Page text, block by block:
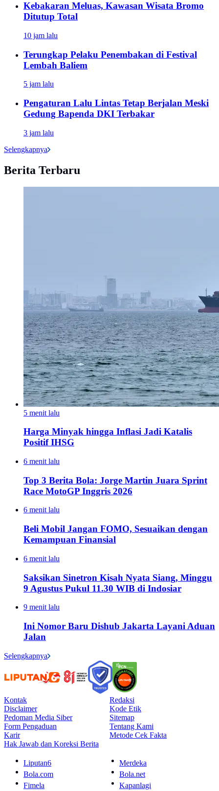
Kebakaran Meluas, Kawasan Wisata Bromo
Ditutup Total
10 jam lalu
Terungkap Pelaku Penembakan di Festival
Lembah Baliem
5 jam lalu
Pengaturan Lalu Lintas Tetap Berjalan Meski
Gedung Bapenda DKI Terbakar
3 jam lalu
Selengkapnya
Berita Terbaru
5 menit lalu
Harga Minyak hingga Inflasi Jadi Katalis
Positif IHSG
6 menit lalu
Top 3 Berita Bola: Jorge Martin Juara Sprint
Race MotoGP Inggris 2026
6 menit lalu
Beli Mobil Jangan FOMO, Sesuaikan dengan
Kemampuan Finansial
6 menit lalu
Saksikan Sinetron Kisah Nyata Siang, Minggu
9 Agustus Pukul 11.30 WIB di Indosiar
9 menit lalu
Ini Nomor Baru Dishub Jakarta Layani Aduan
Jalan
Selengkapnya
Kontak
Redaksi
Disclaimer
Kode Etik
Pedoman Media Siber
Sitemap
Form Pengaduan
Tentang Kami
Karir
Metode Cek Fakta
Hak Jawab dan Koreksi Berita
Liputan6
Merdeka
Bola.com
Bola.net
Fimela
Kapanlagi